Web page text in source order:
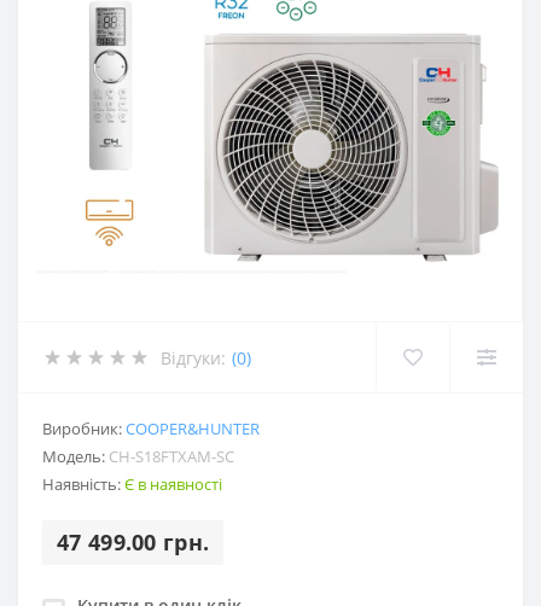
Відгуки: (0)
Виробник:COOPER&HUNTER
Модель: CH-S18FTXAM-SC
Наявність:Є в наявності
47 499.00 грн.